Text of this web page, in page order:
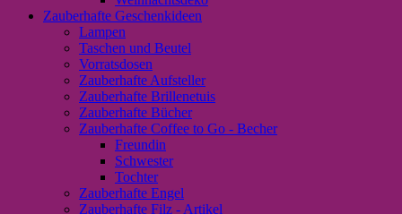
Zauberhafte Geschenkideen
Lampen
Taschen und Beutel
Vorratsdosen
Zauberhafte Aufsteller
Zauberhafte Brillenetuis
Zauberhafte Bücher
Zauberhafte Coffee to Go - Becher
Freundin
Schwester
Tochter
Zauberhafte Engel
Zauberhafte Filz - Artikel